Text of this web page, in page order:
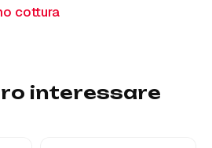
cottura
interessare